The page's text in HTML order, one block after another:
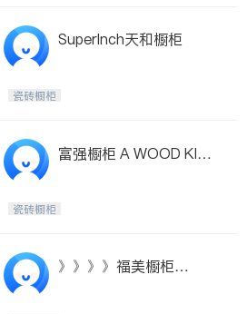
SuperInch天和橱柜
瓷砖橱柜
富强橱柜 A WOOD KITC
瓷砖橱柜
》》》》福美橱柜